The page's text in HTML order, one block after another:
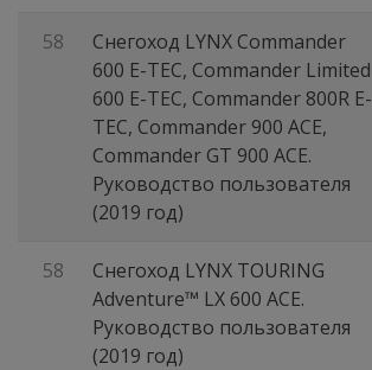
58
Снегоход LYNX Commander
600 E-TEC, Commander Limited
600 E-TEC, Commander 800R E-
TEC, Commander 900 ACE,
Commander GT 900 ACE.
Руководство пользователя
(2019 год)
58
Снегоход LYNX TOURING
Adventure™ LX 600 ACE.
Руководство пользователя
(2019 год)